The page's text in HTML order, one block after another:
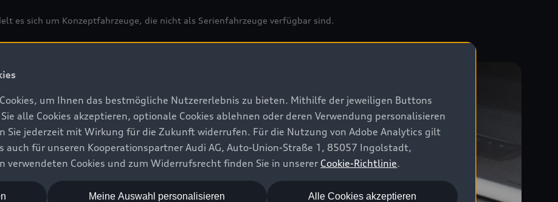
es sich um Konzeptfahrzeuge, die nicht als Serienfahrzeuge verfügbar sind.
um Ihnen das bestmögliche Nutzererlebnis zu bieten. Mithilfe der jeweiligen Buttons
alle Cookies akzeptieren, optionale Cookies ablehnen oder deren Verwendung personalisieren
Sie jederzeit mit Wirkung für die Zukunft widerrufen. Für die Nutzung von Adobe Analytics gilt
auch für unseren Kooperationspartner Audi AG, Auto-Union-Straße 1, 85057 Ingolstadt,
verwendeten Cookies und zum Widerrufsrecht finden Sie in unserer Cookie-Richtlinie.
Alle Cookies akzeptieren
Meine Auswahl personalisieren